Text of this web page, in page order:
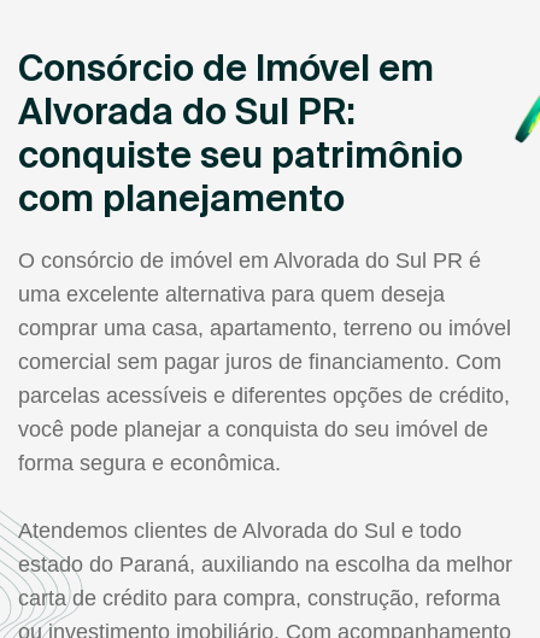
Consórcio de Imóvel em
Alvorada do Sul PR:
conquiste seu patrimônio
com planejamento
O consórcio de imóvel em Alvorada do Sul PR é
uma excelente alternativa para quem deseja
comprar uma casa, apartamento, terreno ou imóvel
comercial sem pagar juros de financiamento. Com
parcelas acessíveis e diferentes opções de crédito,
você pode planejar a conquista do seu imóvel de
forma segura e econômica.
Atendemos clientes de Alvorada do Sul e todo
estado do Paraná, auxiliando na escolha da melhor
carta de crédito para compra, construção, reforma
ou investimento imobiliário. Com acompanhamento